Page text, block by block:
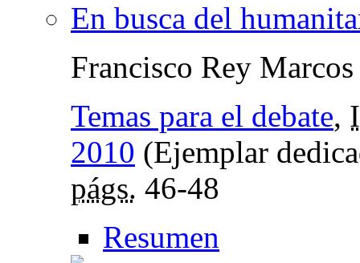
En busca del
Francisco Rey Marcos
Temas para el debate,
2010 (Ejemplar
págs. 46-48
Resumen